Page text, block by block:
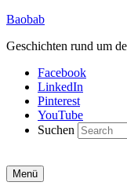
Baobab
Geschichten rund um
Facebook
LinkedIn
Pinterest
YouTube
Suchen
Menü